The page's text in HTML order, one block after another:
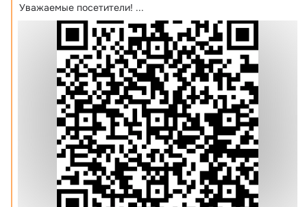
Уважаемые посетители! ...